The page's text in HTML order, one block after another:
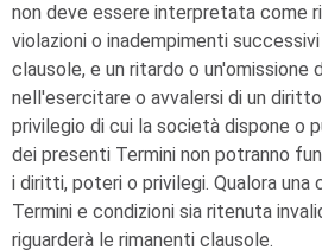
non deve essere interpretata come
violazioni o inadempimenti
clausole, e un ritardo o un'omissione
nell'esercitare o avvalersi di un
privilegio di cui la società dispone o
dei presenti Termini non potranno
i diritti, poteri o privilegi. Qualora una
Termini e condizioni sia ritenuta
riguarderà le rimanenti clausole.